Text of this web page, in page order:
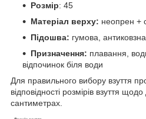
Розмір: 45
Матеріал верху: неопрен +
Підошва: гумова, антиковзна
Призначення: плавання,
відпочинок біля води
Для правильного вибору взуття
відповідності розмірів взуття
сантиметрах.